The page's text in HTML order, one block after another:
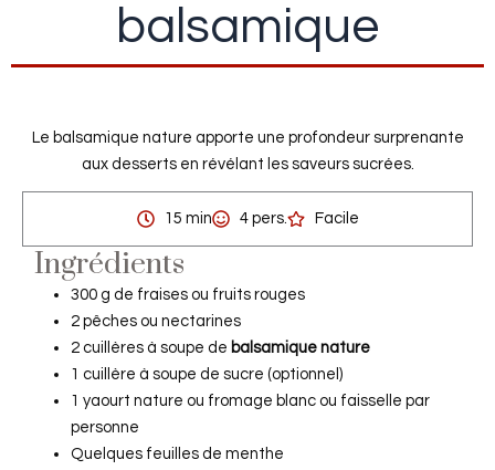
balsamique
Le balsamique nature apporte une profondeur surprenante
aux desserts en révélant les saveurs sucrées.
15 min 4 pers. Facile
Ingrédients
300 g de fraises ou fruits rouges
2 pêches ou nectarines
2 cuillères à soupe de balsamique nature
1 cuillère à soupe de sucre (optionnel)
1 yaourt nature ou fromage blanc ou faisselle par
personne
Quelques feuilles de menthe